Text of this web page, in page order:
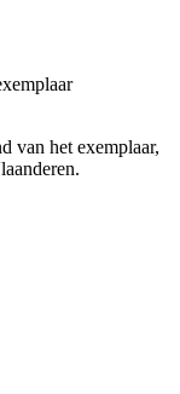
van het exemplaar,